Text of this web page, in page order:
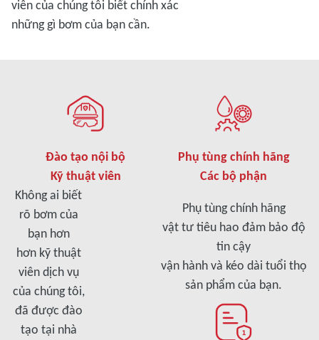
viên của chúng tôi biết chính xác
những gì bơm của bạn cần.
Đào tạo nội bộ
Kỹ thuật viên
Không ai biết
rõ bơm của
bạn hơn
hơn kỹ thuật
viên dịch vụ
của chúng tôi,
đã được đào
tạo tại nhà
Phụ tùng chính hãng
Các bộ phận
Phụ tùng chính hãng
vật tư tiêu hao đảm bảo độ
tin cậy
vận hành và kéo dài tuổi thọ
sản phẩm của bạn.